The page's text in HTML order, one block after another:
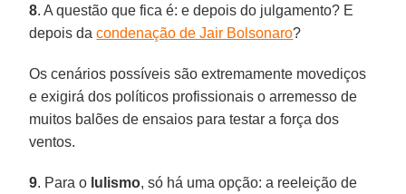
8. A questão que fica é: e depois do julgamento? E
depois dacondenação de Jair Bolsonaro?
Os cenários possíveis são extremamente movediços
e exigirá dos políticos profissionais o arremesso de
muitos balões de ensaios para testar a força dos
ventos.
9. Para o lulismo, só há uma opção: a reeleição de